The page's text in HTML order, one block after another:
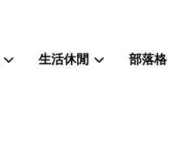
生活休閒 部落格